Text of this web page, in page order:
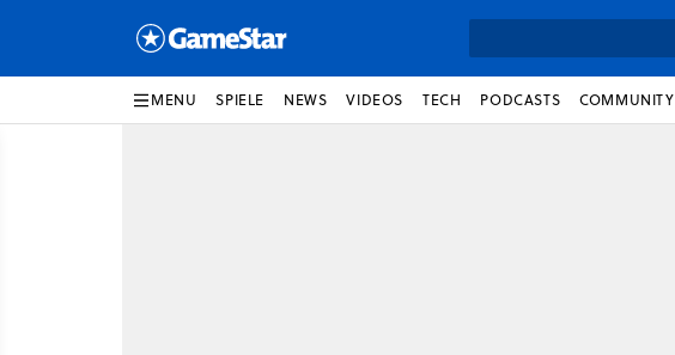
MENU SPIELE NEWS VIDEOS TECH PODCASTS COMMUNITY